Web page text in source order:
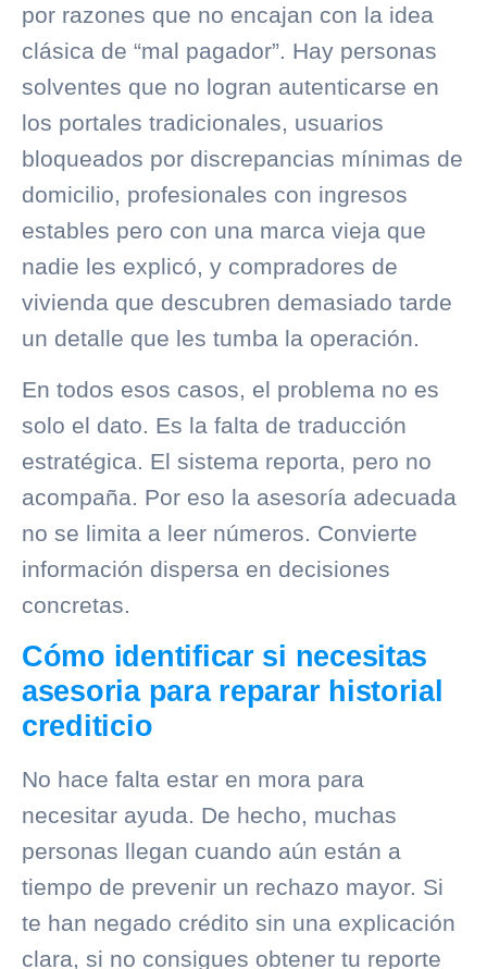
por razones que no encajan con la idea
clásica de “mal pagador”. Hay personas
solventes que no logran autenticarse en
los portales tradicionales, usuarios
bloqueados por discrepancias mínimas de
domicilio, profesionales con ingresos
estables pero con una marca vieja que
nadie les explicó, y compradores de
vivienda que descubren demasiado tarde
un detalle que les tumba la operación.
En todos esos casos, el problema no es
solo el dato. Es la falta de traducción
estratégica. El sistema reporta, pero no
acompaña. Por eso la asesoría adecuada
no se limita a leer números. Convierte
información dispersa en decisiones
concretas.
Cómo identificar si necesitas
asesoria para reparar historial
crediticio
No hace falta estar en mora para
necesitar ayuda. De hecho, muchas
personas llegan cuando aún están a
tiempo de prevenir un rechazo mayor. Si
te han negado crédito sin una explicación
clara, si no consigues obtener tu reporte